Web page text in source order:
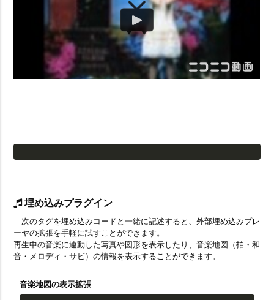
埋め込みプラグイン
次のタグを埋め込みコードと一緒に記述すると、外部埋め込みプレ
ーヤの拡張を手軽に試すことができます。
再生中の音楽に連動した写真や図形を表示したり、音楽地図（拍・和
音・メロディ・サビ）の情報を表示することができます。
音楽地図の表示拡張